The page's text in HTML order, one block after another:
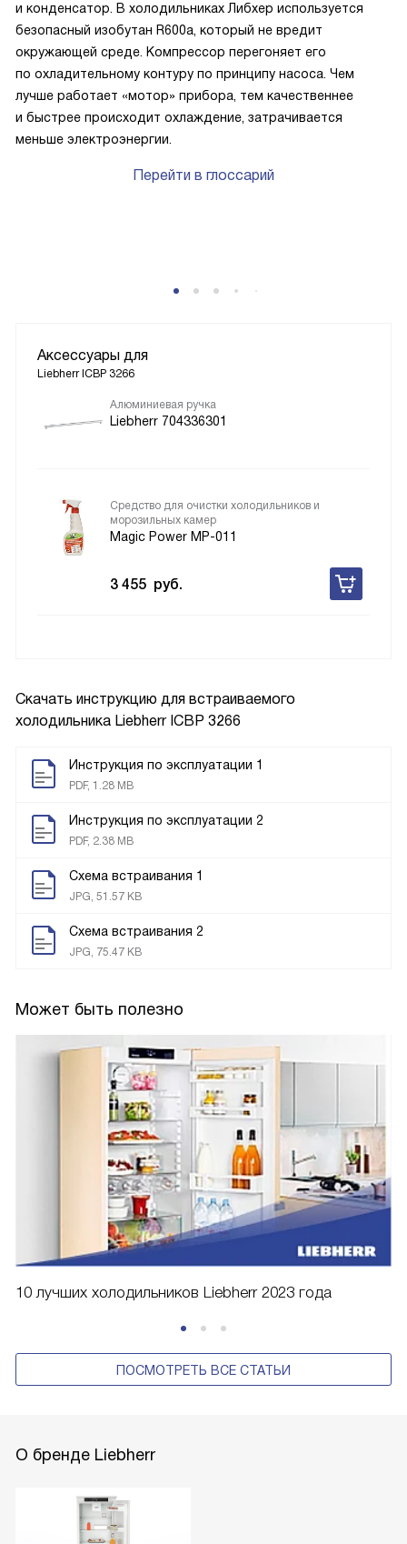
Скачать инструкцию для встраиваемого
холодильника Liebherr ICBP 3266
Инструкция по эксплуатации 1
PDF, 1.28 MB
Инструкция по эксплуатации 2
PDF, 2.38 MB
Схема встраивания 1
JPG, 51.57 KB
Схема встраивания 2
JPG, 75.47 KB
Может быть полезно
10 лучших холодильников Liebherr 2023 года
ПОСМОТРЕТЬ ВСЕ СТАТЬИ
и конденсатор. В холодильниках Либхер используется
безопасный изобутан R600a, который не вредит
окружающей среде. Компрессор перегоняет его
по охладительному контуру по принципу насоса. Чем
лучше работает «мотор» прибора, тем качественнее
и быстрее происходит охлаждение, затрачивается
меньше электроэнергии.
Перейти в глоссарий
Аксессуары для
Liebherr ICBP 3266
Алюминиевая ручка
Liebherr 704336301
Средство для очистки холодильников и
морозильных камер
Magic Power MP-011
3 455 руб.
О бренде Liebherr